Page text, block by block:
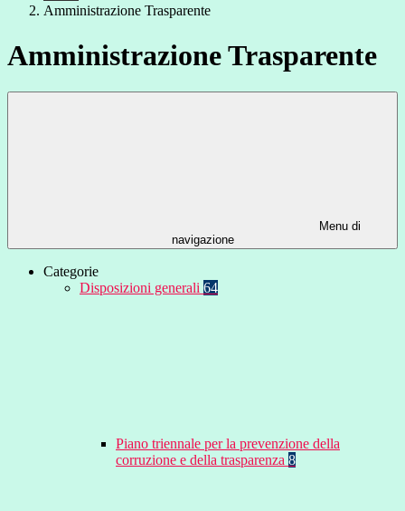
Amministrazione Trasparente
Amministrazione Trasparente
Menu di
navigazione
Categorie
Disposizioni generali 64
Piano triennale per la prevenzione della
corruzione e della trasparenza 8